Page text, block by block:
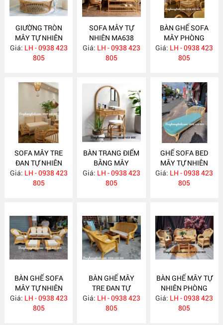
GIƯỜNG TRÒN
MÂY TỰ NHIÊN
MA652
Giá: LH - 0938 423
805
SOFA MÂY TỰ
NHIÊN MA638
Giá: LH - 0938 423
805
BÀN GHẾ SOFA
MÂY PHÒNG
KHÁCH HIỆN ĐẠI
MA637
Giá: LH - 0938 423
805
SOFA MÂY TRE
ĐAN TỰ NHIÊN
MA636
Giá: LH - 0938 423
805
BÀN TRANG ĐIỂM
BẰNG MÂY
MA635
Giá: LH - 0938 423
805
GHẾ SOFA BED
MÂY TỰ NHIÊN
MA625
Giá: LH - 0938 423
805
BÀN GHẾ SOFA
MÂY TỰ NHIÊN
PHÒNG KHÁCH
MA624
Giá: LH - 0938 423
805
BÀN GHẾ MÂY
TRE ĐAN TỰ
NHIÊN MA622
Giá: LH - 0938 423
805
BÀN GHẾ MÂY TỰ
NHIÊN PHÒNG
KHÁCH LƯỚI MẮT
CÁO MA621
Giá: LH - 0938 423
805